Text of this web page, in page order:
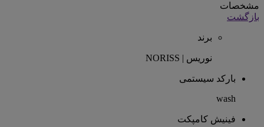
مشخصات
بازگشت
برند
نوریس | NORISS
بارکد سیستمی
wash
فینیش کامپکت